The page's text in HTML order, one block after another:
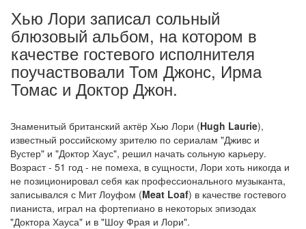
Хью Лори записал сольный
блюзовый альбом, на котором в
качестве гостевого исполнителя
поучаствовали Том Джонс, Ирма
Томас и Доктор Джон.
Знаменитый британский актёр Хью Лори (Hugh Laurie),
известный российскому зрителю по сериалам "Дживс и
Вустер" и "Доктор Хаус", решил начать сольную карьеру.
Возраст - 51 год - не помеха, в сущности, Лори хоть никогда и
не позиционировал себя как профессионального музыканта,
записывался с Мит Лоуфом (Meat Loaf) в качестве гостевого
пианиста, играл на фортепиано в некоторых эпизодах
"Доктора Хауса" и в "Шоу Фрая и Лори".